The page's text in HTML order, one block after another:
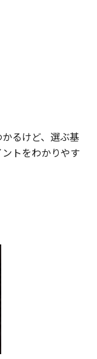
るけど、選ぶ基
トをわかりやす